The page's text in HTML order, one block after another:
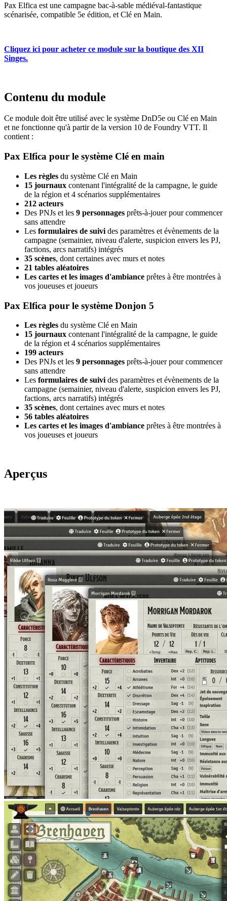
Pax Elfica est une campagne bac-à-sable médiéval-fantastique
scénarisée, compatible 5e édition, et Clé en Main.
Cliquez ici pour acheter ce module sur la boutique des XII
Singes.
Contenu du module
Ce module doit être utilisé avec le système DnD5e ou Clé en Main
et ne fonctionne qu'à partir de la version 10 de Foundry VTT. Il
contient :
Pax Elfica pour le système Clé en main
Les règles du système Clé en Main
15 journaux contenant l'intégralité de la campagne, le guide
de la région et 4 scénarios supplémentaires
212 acteurs
Des PNJs et les 9 personnages prêts-à-jouer pour commencer
sans attendre
Les formulaires de suivi des paramètres et évènements de la
campagne (semainier, niveau d'alerte, suspicion envers les PJ,
factions, arcs narratifs) intégrés
35 scènes, dont certaines avec murs et notes
21 tables aléatoires
Les cartes et les images d'ambiance prêtes à être montrées à
vos joueuses et joueurs
Pax Elfica pour le système Donjon 5
Les règles du système Clé en Main
15 journaux contenant l'intégralité de la campagne, le guide
de la région et 4 scénarios supplémentaires
199 acteurs
Des PNJs et les 9 personnages prêts-à-jouer pour commencer
sans attendre
Les formulaires de suivi des paramètres et évènements de la
campagne (semainier, niveau d'alerte, suspicion envers les PJ,
factions, arcs narratifs) intégrés
35 scènes, dont certaines avec murs et notes
56 tables aléatoires
Les cartes et les images d'ambiance prêtes à être montrées à
vos joueuses et joueurs
Aperçus